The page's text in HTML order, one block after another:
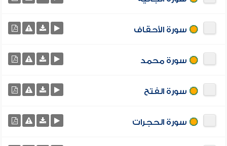
سورة الأحقاف
سورة محمد
سورة الفتح
سورة الحجرات